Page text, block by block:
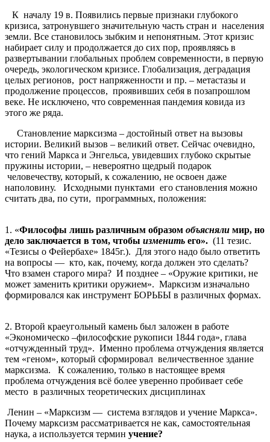
К началу 19 в. Появились первые признаки глубокого
кризиса, затронувшего значительную часть стран и населения
земли. Все становилось зыбким и непонятным. Этот кризис
набирает силу и продолжается до сих пор, проявляясь в
развертывании глобальных проблем современности, в первую
очередь, экологическом кризисе. Глобализация, деградация
целых регионов, рост напряженности и пр. – метастазы и
продолжение процессов, проявивших себя в позапрошлом
веке. Не исключено, что современная пандемия ковида из
этого же ряда.
Становление марксизма – достойный ответ на вызовы
истории. Великий вызов – великий ответ. Сейчас очевидно,
что гений Маркса и Энгельса, увидевших глубоко скрытые
пружины истории, – невероятно щедрый подарок
человечеству, который, к сожалению, не освоен даже
наполовину. Исходными пунктами его становления можно
считать два, по сути, программных, положения:
1. «Философы лишь различным образом объясняли мир, но
дело заключается в том, чтобы изменить его». (11 тезис.
«Тезисы о Фейербахе» 1845г.). Для этого надо было ответить
на вопросы — кто, как, почему, когда должен это сделать?
Что взамен старого мира? И позднее – «Оружие критики, не
может заменить критики оружием». Марксизм изначально
формировался как инструмент БОРЬБЫ в различных формах.
2. Второй краеугольный камень был заложен в работе
«Экономическо –философские рукописи 1844 года», глава
«отчужденный труд». Именно проблема отчуждения является
тем «геном», который сформировал величественное здание
марксизма. К сожалению, только в настоящее время
проблема отчуждения всё более уверенно пробивает себе
место в различных теоретических дисциплинах
Ленин – «Марксизм — система взглядов и учение Маркса».
Почему марксизм рассматривается не как, самостоятельная
наука, а используется термин учение?